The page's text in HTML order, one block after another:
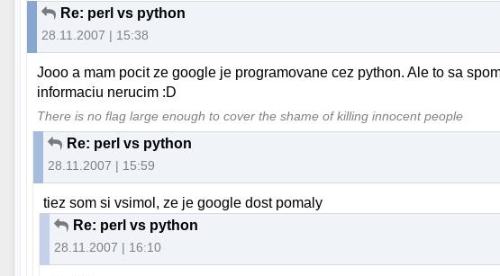
Re: perl vs python
28.11.2007 | 15:38
Jooo a mam pocit ze google je programovane cez python. Ale to sa
informaciu nerucim :D
There is no flag large enough to cover the shame of killing innocent people
Re: perl vs python
28.11.2007 | 15:59
tiez som si vsimol, ze je google dost pomaly
Re: perl vs python
28.11.2007 | 16:10